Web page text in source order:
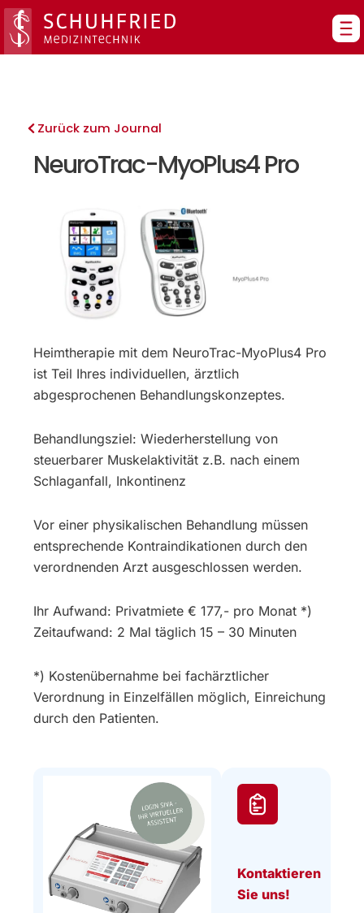
Zum
Inhalt
springen
Zurück zum Journal
NeuroTrac-MyoPlus4 Pro
Heimtherapie mit dem NeuroTrac-MyoPlus4 Pro
ist Teil Ihres individuellen, ärztlich
abgesprochenen Behandlungskonzeptes.
Behandlungsziel: Wiederherstellung von
steuerbarer Muskelaktivität z.B. nach einem
Schlaganfall, Inkontinenz
Vor einer physikalischen Behandlung müssen
entsprechende Kontraindikationen durch den
verordnenden Arzt ausgeschlossen werden.
Ihr Aufwand: Privatmiete € 177,- pro Monat *)
Zeitaufwand: 2 Mal täglich 15 – 30 Minuten
*) Kostenübernahme bei fachärztlicher
Verordnung in Einzelfällen möglich, Einreichung
durch den Patienten.
Kontaktieren
Sie uns!